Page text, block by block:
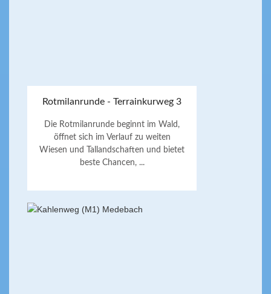
Rotmilanrunde - Terrainkurweg 3
Die Rotmilanrunde beginnt im Wald,
öffnet sich im Verlauf zu weiten
Wiesen und Tallandschaften und bietet
beste Chancen, ...